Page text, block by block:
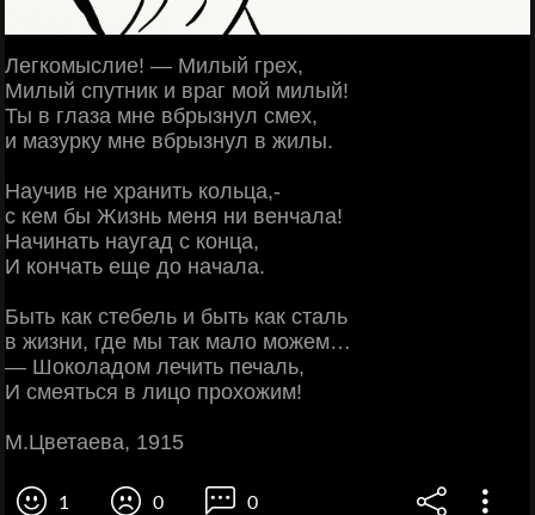
Легкомыслие! — Милый грех,
Милый спутник и враг мой милый!
Ты в глаза мне вбрызнул смех,
и мазурку мне вбрызнул в жилы.
Научив не хранить кольца,-
с кем бы Жизнь меня ни венчала!
Начинать наугад с конца,
И кончать еще до начала.
Быть как стебель и быть как сталь
в жизни, где мы так мало можем…
— Шоколадом лечить печаль,
И смеяться в лицо прохожим!
М.Цветаева, 1915
1 0 0